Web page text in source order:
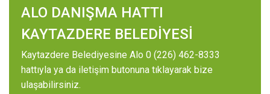
ALO DANIŞMA HATTI
KAYTAZDERE BELEDİYESİ
Kaytazdere Belediyesine Alo 0 (226) 462-8333
hattıyla ya da iletişim butonuna tıklayarak bize
ulaşabilirsiniz.